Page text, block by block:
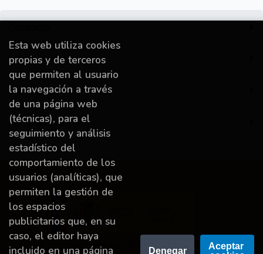
Información
Destacado
A miña conta
Proyecto financiado por la Dirección General del
Esta web utiliza cookies
propias y de terceros
que permiten al usuario
la navegación a través
de una página web
(técnicas), para el
seguimiento y análisis
estadístico del
comportamiento de los
usuarios (analíticas), que
permiten la gestión de
los espacios
publicitarios que, en su
caso, el editor haya
incluido en una página
Denegar
Aceptar